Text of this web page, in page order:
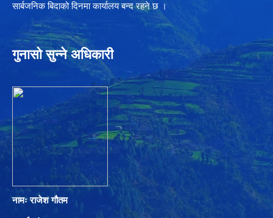
सार्बजनिक बिदाको दिनमा कार्यालय बन्द रहने छ ।
गुनासो सुन्ने अधिकारी
नामः राजेश गौतम